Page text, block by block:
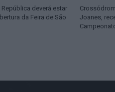
República deverá estar
da Feira de São
Joanes,